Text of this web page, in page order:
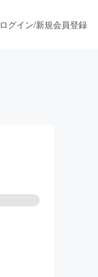
ログイン/新規会員登録